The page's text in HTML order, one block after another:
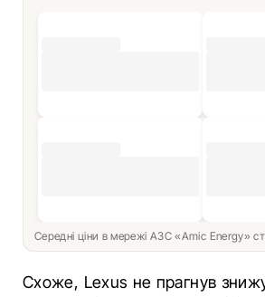
Середні ціни в мережі АЗС «Amic Energy»
Схоже, Lexus не прагнув